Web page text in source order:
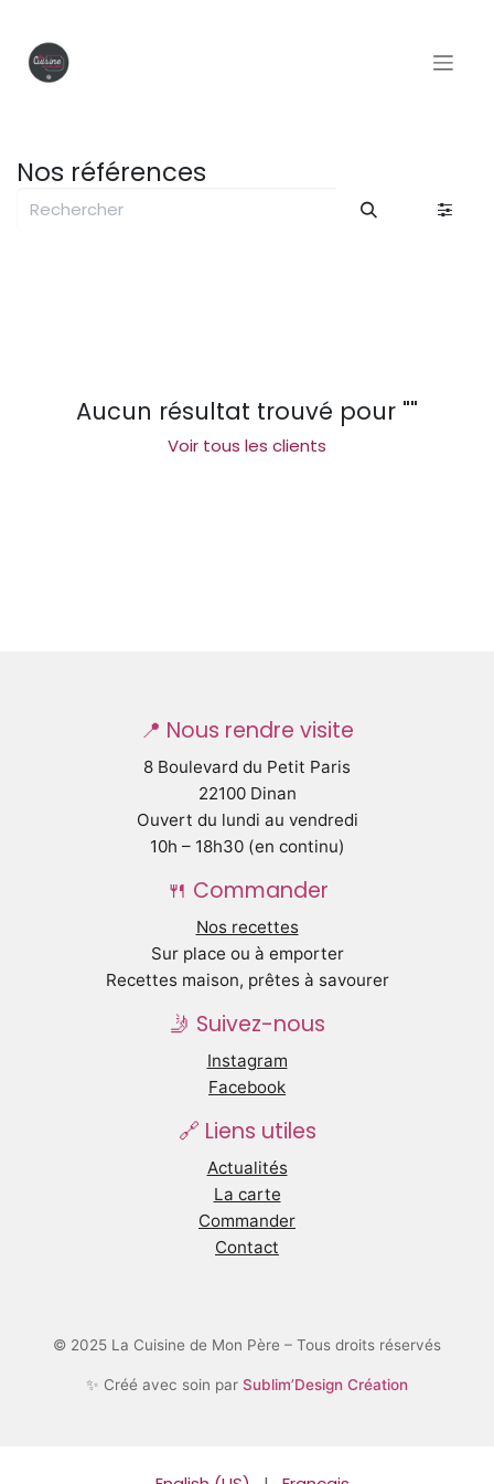
Nos références
Aucun résultat trouvé pour ""
Voir tous les clients
📍 Nous rendre visite
8 Boulevard du Petit Paris
22100 Dinan
Ouvert du lundi au vendredi
10h – 18h30 (en continu)
🍴 Commander
Nos recettes
Sur place ou à emporter
Recettes maison, prêtes à savourer
🤳 Suivez-nous
Instagram
Facebook
🔗 Liens utiles
Actualités
La carte
Commander
Contact
© 2025 La Cuisine de Mon Père – Tous droits réservés
✨ Créé avec soin par Sublim’Design Création